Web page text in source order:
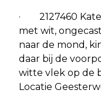
· 2127460
met wit,
naar de mond,
daar bij de
witte vlek op de
Locatie